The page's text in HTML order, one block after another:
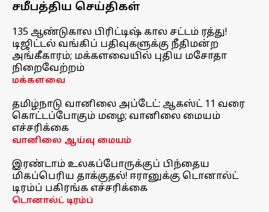
சமீபத்திய செய்திகள்
135 ஆண்டுகால பிரிட்டிஷ் கால சட்டம் ரத்து!
டிஜிட்டல் வங்கிப் பதிவுகளுக்கு நீதிமன்ற
அங்கீகாரம்; மக்களவையில் புதிய மசோதா
நிறைவேற்றம்
மக்களவை
தமிழ்நாடு வானிலை அப்டேட்: ஆகஸ்ட் 11 வரை
கொட்டப்போகும் மழை; வானிலை மையம்
எச்சரிக்கை
வானிலை ஆய்வு மையம்
இரண்டாம் உலகப்போருக்குப் பிந்தைய
மிகப்பெரிய தாக்குதல்! ஈரானுக்கு டொனால்ட்
டிரம்ப் பகிரங்க எச்சரிக்கை
டொனால்ட் டிரம்ப்